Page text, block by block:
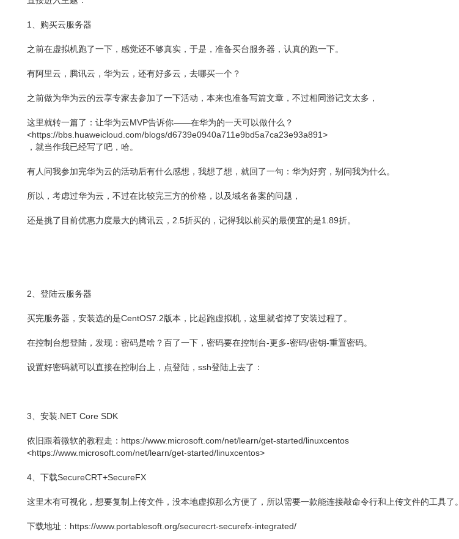
1、购买云服务器
之前在虚拟机跑了一下，感觉还不够真实，于是，准备买台服务器，认真的跑一下。
有阿里云，腾讯云，华为云，还有好多云，去哪买一个？
之前做为华为云的云享专家去参加了一下活动，本来也准备写篇文章，不过相同游记文太多，
这里就转一篇了：让华为云MVP告诉你——在华为的一天可以做什么？
<https://bbs.huaweicloud.com/blogs/d6739e0940a711e9bd5a7ca23e93a891>
，就当作我已经写了吧，哈。
有人问我参加完华为云的活动后有什么感想，我想了想，就回了一句：华为好穷，别问我为什么。
所以，考虑过华为云，不过在比较完三方的价格，以及域名备案的问题，
还是挑了目前优惠力度最大的腾讯云，2.5折买的，记得我以前买的最便宜的是1.89折。
2、登陆云服务器
买完服务器，安装选的是CentOS7.2版本，比起跑虚拟机，这里就省掉了安装过程了。
在控制台想登陆，发现：密码是啥？百了一下，密码要在控制台-更多-密码/密钥-重置密码。
设置好密码就可以直接在控制台上，点登陆，ssh登陆上去了：
3、安装.NET Core SDK
依旧跟着微软的教程走：https://www.microsoft.com/net/learn/get-started/linuxcentos
<https://www.microsoft.com/net/learn/get-started/linuxcentos>
4、下载SecureCRT+SecureFX
这里木有可视化，想要复制上传文件，没本地虚拟那么方便了，所以需要一款能连接敲命令行和上传文件的工具了。
下载地址：https://www.portablesoft.org/securecrt-securefx-integrated/